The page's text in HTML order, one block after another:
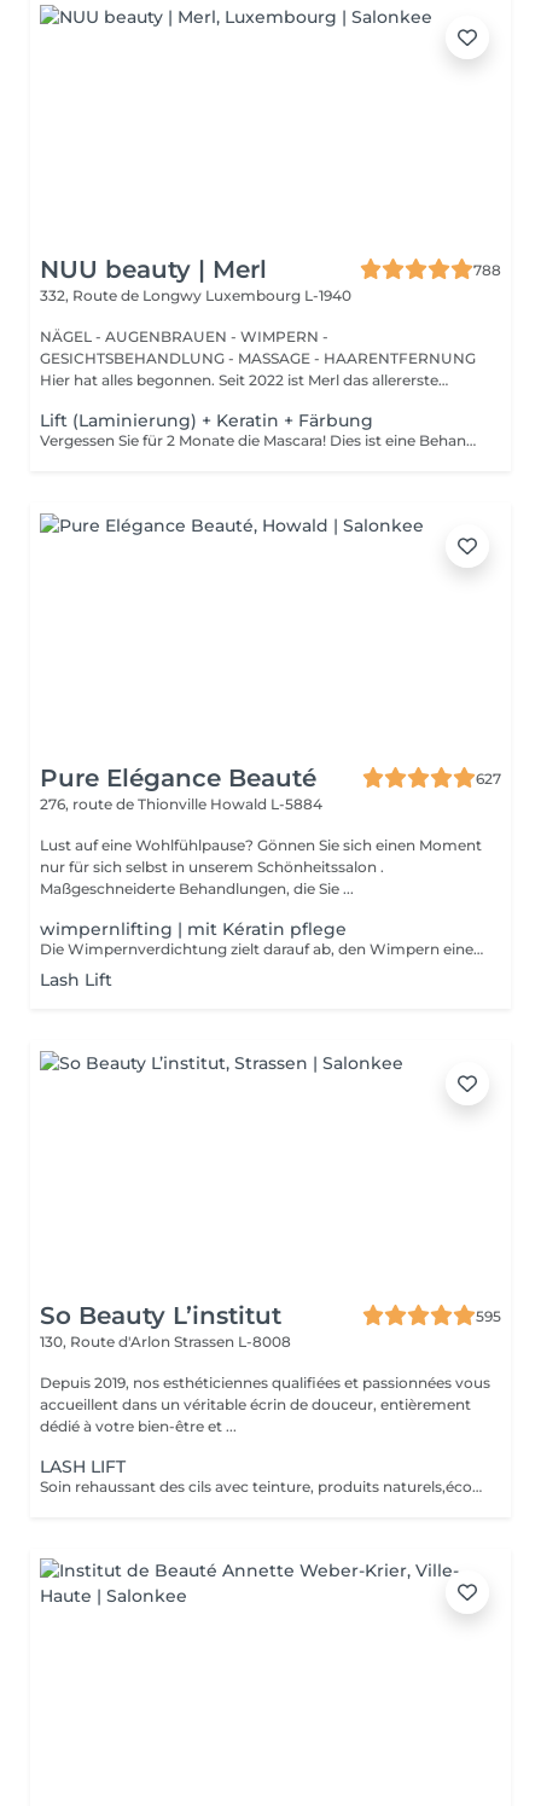
NUU beauty | Merl
788
332, Route de Longwy Luxembourg L-1940
NÄGEL - AUGENBRAUEN - WIMPERN -
GESICHTSBEHANDLUNG - MASSAGE - HAARENTFERNUNG
Hier hat alles begonnen. Seit 2022 ist Merl das allererste
Lift (Laminierung) + Keratin + Färbung
Vergessen Sie für 2 Monate die Mascara! Dies ist eine Behandlung, bei der Ihre natürlichen Wimpern angehoben und gekräuselt werden, um sie länger aussehen zu lassen und ihnen eine attraktive Form zu verleihen, die Ihre Augen öffnet. Wie wird die Wimpernlaminierung durchgeführt? - Wimpern werden gewaschen - Augenpads werden platziert - Silikonstäbchen werden platziert - Permanentlösung wird aufgetragen - Liftinglösung verbleibt etwa 15 Minuten auf den Wimpern - Neutralisierungslösung wird aufgetragen, um die Disulfid-Wimpernbindungen wiederherzustellen - Henna oder Farbe wird aufgetragen - Keratin (Serum wird aufgetragen, um die Wimpern hydratisiert und gesund zu halten) - Silikonstäbchen werden entfernt Altersbeschränkungen: empfohlenes Mindestalter ab 14 Jahren. Empfehlungen nach dem Eingriff: die Wimpern 24 Stunden nach dem Eingriff nicht waschen. Frequenz: einmal in 8 Wochen.
Pure Elégance Beauté
627
276, route de Thionville Howald L-5884
Lust auf eine Wohlfühlpause? Gönnen Sie sich einen Moment
nur für sich selbst in unserem Schönheitssalon .
Maßgeschneiderte Behandlungen, die Sie ...
wimpernlifting | mit Kératin pflege
Die Wimpernverdichtung zielt darauf ab, den Wimpern einen schönen Schwung zu verleihen und gleichzeitig ein natürliches Aussehen zu bewahren. Dies öffnet den Look und verleiht ihm Weichheit. Im Gegensatz zu Dauerwellen wirkt die Verbesserung am Wimpernansatz. Botox, mit dem Sie Ihre Wimpern kräuseln und gleichzeitig revitalisieren können. Die Keratinbehandlung stärkt die Wimpern von innen.
Lash Lift
So Beauty L’institut
595
130, Route d'Arlon Strassen L-8008
Depuis 2019, nos esthéticiennes qualifiées et passionnées vous
accueillent dans un véritable écrin de douceur, entièrement
dédié à votre bien-être et ...
LASH LIFT
Soin rehaussant des cils avec teinture, produits naturels,écocertifiés, et sans ammoniaque. Durée 6-8 semaines, compatible avec la grossesse.